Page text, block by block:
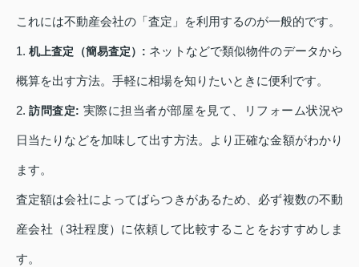
これには不動産会社の「査定」を利用するのが一般的です。
1.机上査定（簡易査定）: ネットなどで類似物件のデータから
概算を出す方法。手軽に相場を知りたいときに便利です。
2.訪問査定: 実際に担当者が部屋を見て、リフォーム状況や
日当たりなどを加味して出す方法。より正確な金額がわかり
ます。
査定額は会社によってばらつきがあるため、必ず複数の不動
産会社（3社程度）に依頼して比較することをおすすめしま
す。